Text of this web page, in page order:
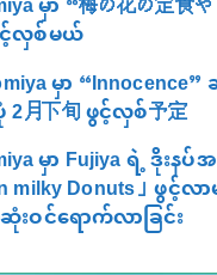
င့်လှစ်မယ်
မှာ
下旬 ဖွင့်လှစ်予定
မှာ Fujiya ရဲ့ ဒိုးန
milky Donuts」ဖွ
းဝင်ရောက်လာခြင်း